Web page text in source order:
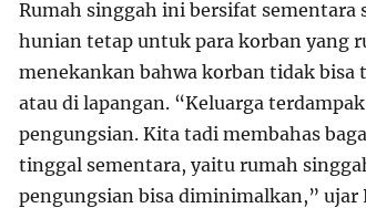
Rumah singgah ini bersifat
hunian tetap untuk para korban yang
menekankan bahwa korban tidak bisa
atau di lapangan. “Keluarga
pengungsian. Kita tadi membahas
tinggal sementara, yaitu rumah
pengungsian bisa diminimalkan,” ujar